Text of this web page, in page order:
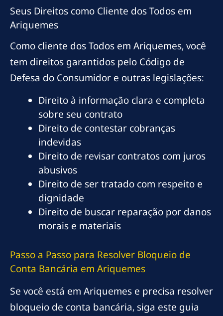
Seus Direitos como Cliente dos Todos em
Ariquemes
Como cliente dos Todos em Ariquemes, você
tem direitos garantidos pelo Código de
Defesa do Consumidor e outras legislações:
Direito à informação clara e completa
sobre seu contrato
Direito de contestar cobranças
indevidas
Direito de revisar contratos com juros
abusivos
Direito de ser tratado com respeito e
dignidade
Direito de buscar reparação por danos
morais e materiais
Passo a Passo para Resolver Bloqueio de
Conta Bancária em Ariquemes
Se você está em Ariquemes e precisa resolver
bloqueio de conta bancária, siga este guia